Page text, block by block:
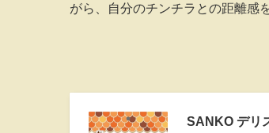
がら、自分のチンチラとの距離感
SANKO デリ